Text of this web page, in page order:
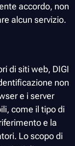
accordo, non
alcun servizio.
di siti web, DIGI
non
e i server
come il tipo di
e la
Lo scopo di